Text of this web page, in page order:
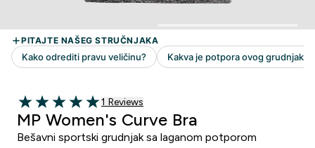
5 out of 5 stars
1 customer reviews
1 Reviews
MP Women's Curve Bra
Bešavni sportski grudnjak sa laganom potporom